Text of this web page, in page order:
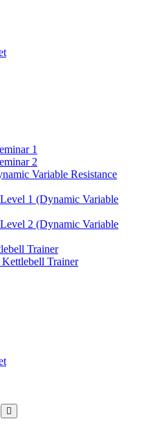
1
2
Variable Resistance
1 (Dynamic Variable
2 (Dynamic Variable
Trainer
Trainer